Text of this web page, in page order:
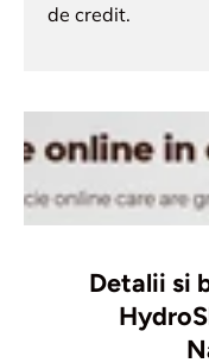
de credit.
Detalii si